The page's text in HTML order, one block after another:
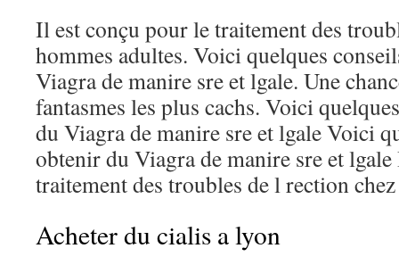
Il est conçu pour le traitement des
hommes adultes. Voici quelques
Viagra de manire sre et lgale. Une
fantasmes les plus cachs. Voici
du Viagra de manire sre et lgale Voici
obtenir du Viagra de manire sre et
traitement des troubles de l rection
Acheter du cialis a lyon